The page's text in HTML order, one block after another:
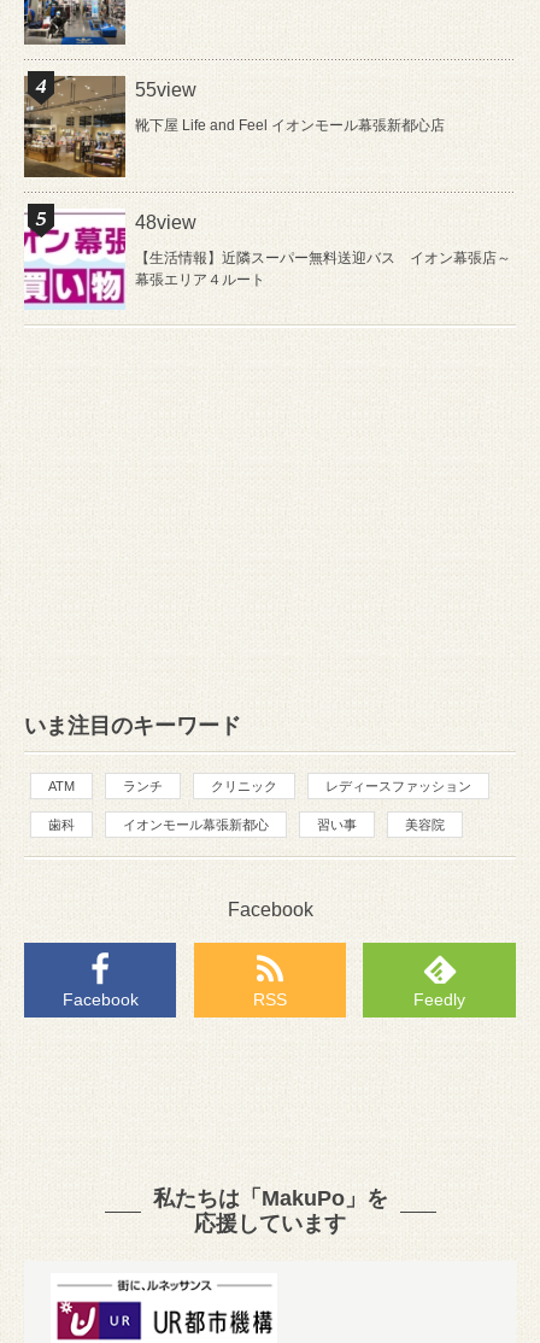
55view
靴下屋 Life and Feel イオンモール幕張新都心店
48view
【生活情報】近隣スーパー無料送迎バス イオン幕張店～
幕張エリア４ルート
いま注目のキーワード
ATM ランチ クリニック レディースファッション
歯科 イオンモール幕張新都心 習い事 美容院
Facebook
Facebook RSS Feedly
私たちは「MakuPo」を
応援しています